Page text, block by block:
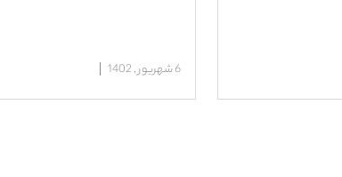
6 شهریور , 1402